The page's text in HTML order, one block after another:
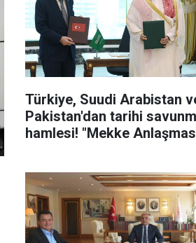
Türkiye, Suudi Arabistan
Pakistan'dan tarihi
hamlesi! "Mekke